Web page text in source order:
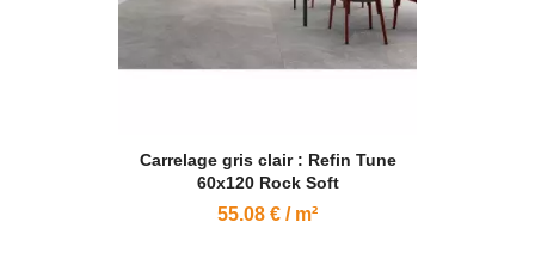
Carrelage gris clair : Refin Tune
60x120 Rock Soft
55.08 € / m²